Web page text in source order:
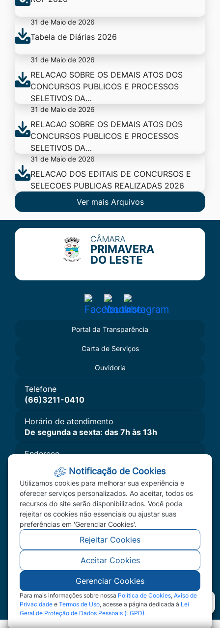
31 de Maio de 2026
Tabela de Diárias 2026
31 de Maio de 2026
RELACAO SOBRE OS DEMAIS ATOS DOS
CONCURSOS PUBLICOS E PROCESSOS
SELETIVOS DA…
31 de Maio de 2026
RELACAO SOBRE OS DEMAIS ATOS DOS
CONCURSOS PUBLICOS E PROCESSOS
SELETIVOS DA…
31 de Maio de 2026
RELACAO DOS EDITAIS DE CONCURSOS E
SELECOES PUBLICAS REALIZADAS 2026
Ver mais Arquivos
Seção do Rodapé e Contato
Acessar
Rede
Social
Facebook
Acessar
Rede
Social
Youtube
Acessar
Rede
Social
Portal da Transparência
Carta de Serviços
Ouvidoria
Telefone
(66)3211-0410
Horário de atendimento
De segunda a sexta: das 7h às 13h
Endereço
Av. Primavera, Nº 300 - Bairro Primavera II,
Primavera do Leste, MT - CEP: 78850-000
Imprensa
A Câmara
Vereadores
Redefinir Cookies
©2026 - Câmara Municipal de Primavera do Leste
- MT - Todos os direitos reservados
Notificação de Cookies
Utilizamos cookies para melhorar sua experiência e
oferecer serviços personalizados. Ao aceitar, todos os
recursos do site serão disponibilizados. Você pode
rejeitar os cookies não essenciais ou ajustar suas
preferências em 'Gerenciar Cookies'.
Rejeitar Cookies
Aceitar Cookies
Gerenciar Cookies
Para mais informações sobre nossa Política de Cookies, Aviso de
Privacidade e Termos de Uso, acesse a página dedicada à Lei
Geral de Proteção de Dados Pessoais (LGPD).